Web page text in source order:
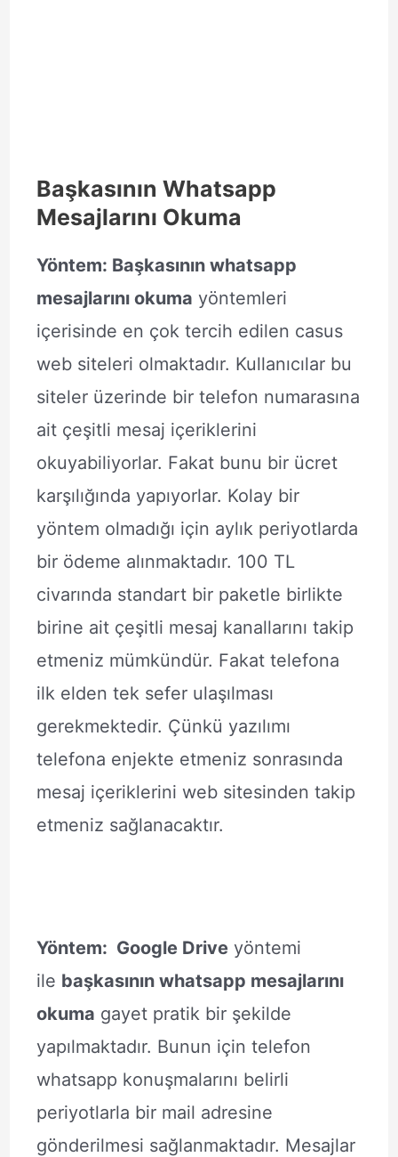
Başkasının Whatsapp
Mesajlarını Okuma
Yöntem: Başkasının whatsapp
mesajlarını okuma yöntemleri
içerisinde en çok tercih edilen casus
web siteleri olmaktadır. Kullanıcılar bu
siteler üzerinde bir telefon numarasına
ait çeşitli mesaj içeriklerini
okuyabiliyorlar. Fakat bunu bir ücret
karşılığında yapıyorlar. Kolay bir
yöntem olmadığı için aylık periyotlarda
bir ödeme alınmaktadır. 100 TL
civarında standart bir paketle birlikte
birine ait çeşitli mesaj kanallarını takip
etmeniz mümkündür. Fakat telefona
ilk elden tek sefer ulaşılması
gerekmektedir. Çünkü yazılımı
telefona enjekte etmeniz sonrasında
mesaj içeriklerini web sitesinden takip
etmeniz sağlanacaktır.
Yöntem: Google Driveyöntemi
ile başkasının whatsapp mesajlarını
okuma gayet pratik bir şekilde
yapılmaktadır. Bunun için telefon
whatsapp konuşmalarını belirli
periyotlarla bir mail adresine
gönderilmesi sağlanmaktadır. Mesajlar